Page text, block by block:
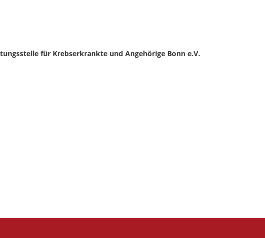
für Krebserkrankte und Angehörige Bonn e.V.